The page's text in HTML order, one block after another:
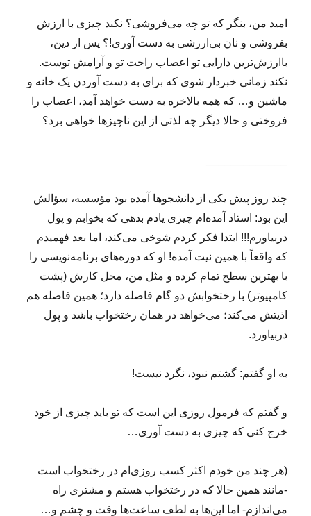
امید من، بنگر که تو چه می‌فروشی؟ نکند چیزی با ارزش
بفروشی و نان بی‌ارزشی به دست آوری!؟ پس از دین،
باارزش‌ترین دارایی تو اعصاب راحت تو و آرامش توست.
نکند زمانی خبردار شوی که برای به دست آوردن یک خانه و
ماشین و… که همه بالاخره به دست خواهد آمد، اعصاب را
فروختی و حالا دیگر چه لذتی از این ناچیزها خواهی برد؟
چند روز پیش یکی از دانشجوها آمده بود مؤسسه، سؤالش
این بود: استاد آمده‌ام چیزی یادم بدهی که بخوابم و پول
دربیاورم!!! ابتدا فکر کردم شوخی می‌کند، اما بعد فهمیدم
که واقعاً با همین نیت آمده! او که دوره‌های برنامه‌نویسی را
با بهترین سطح تمام کرده و مثل من، محل کارش (پشت
کامپیوتر) با رختخوابش دو گام فاصله دارد؛ همین فاصله هم
اذیتش می‌کند؛ می‌خواهد در همان رختخواب باشد و پول
دربیاورد.
به او گفتم: گشتم نبود، نگرد نیست!
و گفتم که فرمول روزی این است که تو باید چیزی از خود
خرج کنی که چیزی به دست آوری…
(هر چند من خودم اکثر کسب روزی‌ام در رختخواب است
-مانند همین حالا که در رختخواب هستم و مشتری راه
می‌اندازم- اما این‌ها به لطف ساعت‌ها وقت و چشم و…